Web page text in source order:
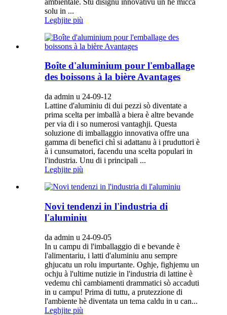
solu in ...
Leghjite più
Boîte d'aluminium pour l'emballage
des boissons à la bière Avantages
da admin u 24-09-12
Lattine d'aluminiu di dui pezzi sò diventate a
prima scelta per imballà a biera è altre bevande
per via di i so numerosi vantaghji. Questa
soluzione di imballaggio innovativa offre una
gamma di benefici chì si adattanu à i pruduttori è
à i cunsumatori, facendu una scelta populari in
l'industria. Unu di i principali ...
Leghjite più
Novi tendenzi in l'industria di
l'aluminiu
da admin u 24-09-05
In u campu di l'imballaggio di e bevande è
l'alimentariu, i latti d'aluminiu anu sempre
ghjucatu un rolu impurtante. Oghje, fighjemu un
ochju à l'ultime nutizie in l'industria di lattine è
vedemu chì cambiamenti drammatici sò accaduti
in u campu! Prima di tuttu, a prutezzione di
l'ambiente hè diventata un tema caldu in u can...
Leghjite più